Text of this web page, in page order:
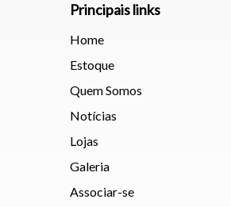
Principais links
Home
Estoque
Quem Somos
Notícias
Lojas
Galeria
Associar-se